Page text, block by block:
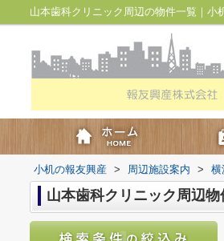
山本歯科クリニック周辺の物件一覧｜小
小机の報友興産 > 周辺施設案内 > 横
山本歯科クリニック周辺物